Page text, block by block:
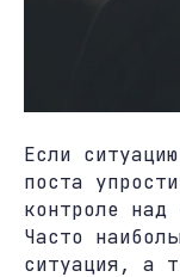
Если
поста
контроле над
Часто
ситуация, а